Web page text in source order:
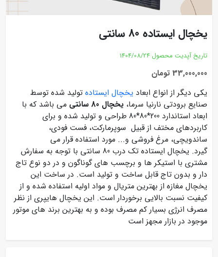
یخچال ایستاده 80 سانتی
تاریخ آپدیت محصول 1404/08/24
33,000,000 تومان
یکی دیگر از انواع ابعاد یخچال ایستاده تولید شده توسط
صنایع برودتی نارنیا سرما، یخچال 80 سانتی
می باشد که با
ابعاد استاندارد
200*80*80 طراحی و تولید شده و برای
کاربردهای مختف از قبیل سوپرمارکت، فست فودی،
ساندویچی، مرغ فروشی و... مورد استفاده قرار می
گیرد. یخچال ایستاده تک درب 80 سانتی با توجه به سفارش
مشتری با استیکر ها و برچسب های گوناگون و در دو نوع تاج
دار و بدون تاج قابل ساخت و تولید است. در ساخت این
یخچال مغازه از بهترین متریال و مواد اولیه استفاده شده و از
کیفیت نسبت بالایی برخوردار است. این یخچال هایپری از نظر
مصرف انرژی بسیار کم مصرف بوده و به بهترین برند های موتور
موجود در بازار مجهز است